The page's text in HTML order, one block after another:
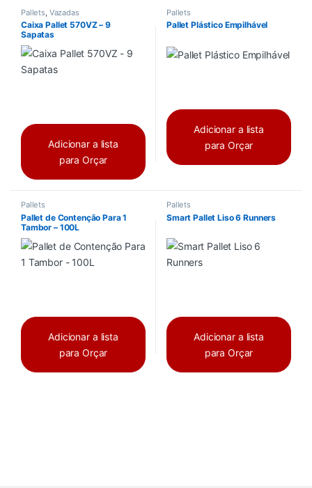
Pallets Vazadas
Caixa Pallet 570VZ – 9
Sapatas
Adicionar a lista
para Orçar
Pallets
Pallet Plástico Empilhável
Adicionar a lista
para Orçar
Pallets
Pallet de Contenção Para 1
Tambor – 100L
Adicionar a lista
para Orçar
Pallets
Smart Pallet Liso 6 Runners
Adicionar a lista
para Orçar